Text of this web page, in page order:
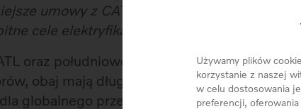
Używamy plików
korzystanie z naszej
w celu dostosowania
preferencji,
umowy z CATL oraz LG Chem pokazują,
cele elektryfikacyjne.
oraz południowokoreański LG Chem to
obaj mają długą i pełną sukcesów
globalnego przemysłu motoryzacyjnego.